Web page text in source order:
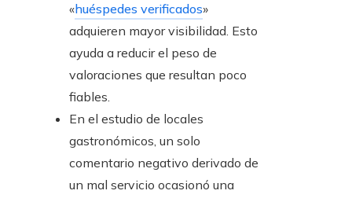
«huéspedes verificados»
adquieren mayor visibilidad. Esto
ayuda a reducir el peso de
valoraciones que resultan poco
fiables.
En el estudio de locales
gastronómicos, un solo
comentario negativo derivado de
un mal servicio ocasionó una